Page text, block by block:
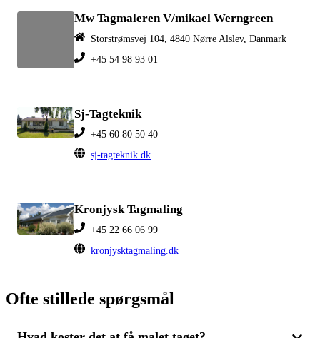
Mw Tagmaleren V/mikael Werngreen
Storstrømsvej 104, 4840 Nørre Alslev, Danmark
+45 54 98 93 01
Sj-Tagteknik
+45 60 80 50 40
sj-tagteknik.dk
Kronjysk Tagmaling
+45 22 66 06 99
kronjysktagmaling.dk
Ofte stillede spørgsmål